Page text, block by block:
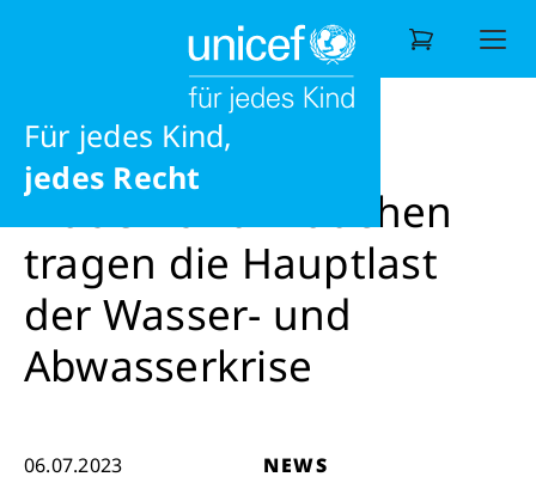
Für jedes Kind,
eine gesunde Zukunft
Ausbildung
jedes Recht
Wonach suchen Sie?
Frauen und Mädchen tragen die
Frauen und Mädchen
tragen die Hauptlast
der Wasser- und
Abwasserkrise
06.07.2023 NEWS